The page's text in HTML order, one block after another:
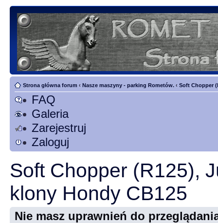
Strona główna forum ‹ Nasze maszyny - parking Rometów. ‹ Soft Chopper
FAQ
Galeria
Zarejestruj
Zaloguj
Soft Chopper (R125),
klony Hondy CB125
Nie masz uprawnień do